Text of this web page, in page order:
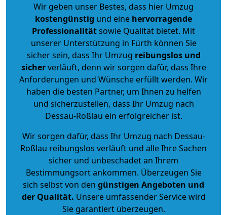
Wir geben unser Bestes, dass hier Umzug
kostengünstig und eine hervorragende
Professionalitätsowie Qualität bietet. Mit
unserer Unterstützung in Fürth können Sie
sicher sein, dass Ihr Umzug reibungslos und
sicherverläuft, denn wir sorgen dafür, dass Ihre
Anforderungen und Wünsche erfüllt werden. Wir
haben die besten Partner, um Ihnen zu helfen
und sicherzustellen, dass Ihr Umzug nach
Dessau-Roßlau ein erfolgreicher ist.
Wir sorgen dafür, dass Ihr Umzug nach Dessau-
Roßlau reibungslos verläuft und alle Ihre Sachen
sicher und unbeschadet an Ihrem
Bestimmungsort ankommen. Überzeugen Sie
sich selbst von den günstigen Angeboten und
der Qualität. Unsere umfassender Service wird
Sie garantiert überzeugen.